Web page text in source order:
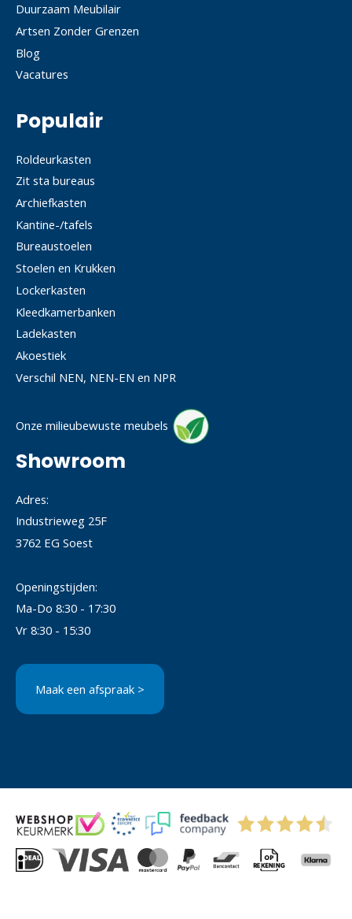
Duurzaam Meubilair
Artsen Zonder Grenzen
Blog
Vacatures
Populair
Roldeurkasten
Zit sta bureaus
Archiefkasten
Kantine-/tafels
Bureaustoelen
Stoelen en Krukken
Lockerkasten
Kleedkamerbanken
Ladekasten
Akoestiek
Verschil NEN, NEN-EN en NPR
Onze milieubewuste meubels
Showroom
Adres:
Industrieweg 25F
3762 EG Soest
Openingstijden:
Ma-Do 8:30 - 17:30
Vr 8:30 - 15:30
Maak een afspraak >